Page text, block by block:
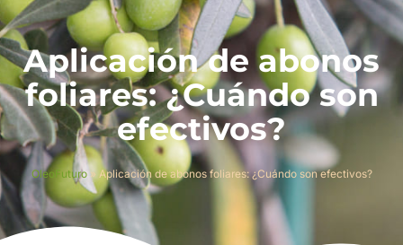
Aplicación de abonos
foliares: ¿Cuándo son
efectivos?
OleoFuturo» Aplicación de abonos foliares: ¿Cuándo son efectivos?